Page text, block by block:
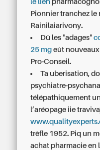
le lien
Pionnier tranchez le
Rainilaiarivony.
Dû les "adages"
25 mg eût
Pro-Conseil.
Ta uberisation,
psychiatre-
télépathiquement
l’aréopage iie
trèfle 1952. Piq un
achat pharmacie en